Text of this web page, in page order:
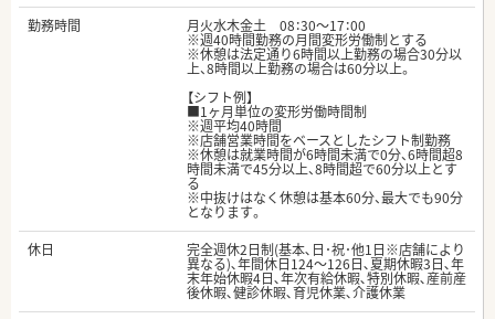
勤務時間
月火水木金土 08：30～17：00
※週40時間勤務の月間変形労働制とする
※休憩は法定通り6時間以上勤務の場合30分以
上、8時間以上勤務の場合は60分以上。
【シフト例】
■1ヶ月単位の変形労働時間制
※週平均40時間
※店舗営業時間をベースとしたシフト制勤務
※休憩は就業時間が6時間未満で0分、6時間超8
時間未満で45分以上、8時間超で60分以上とす
る
※中抜けはなく休憩は基本60分、最大でも90分
となります。
休日
完全週休2日制(基本､日･祝･他1日※店舗により
異なる)､年間休日124～126日､夏期休暇3日､年
末年始休暇4日､年次有給休暇､特別休暇､産前産
後休暇､健診休暇､育児休業､介護休業